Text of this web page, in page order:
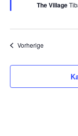
The Village
Vorherige